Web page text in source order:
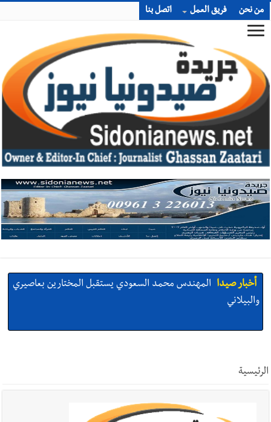
من نحن فريق العمل اتصل بنا
أخبار صيدا المهندس محمد السعودي يستقبل المختارين بعاصيري
والبيلاني
august ...مطلوب موظفة للعمل في الأكاديمية الدولية لبناء
الرئيسية